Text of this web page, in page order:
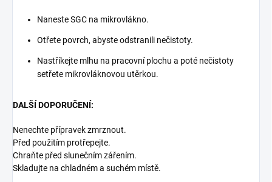
Naneste SGC na mikrovlákno.
Otřete povrch, abyste odstranili nečistoty.
Nastříkejte mlhu na pracovní plochu a poté nečistoty
setřete mikrovláknovou utěrkou.
DALŠÍ DOPORUČENÍ:
Nenechte přípravek zmrznout.
Před použitím protřepejte.
Chraňte před slunečním zářením.
Skladujte na chladném a suchém místě.